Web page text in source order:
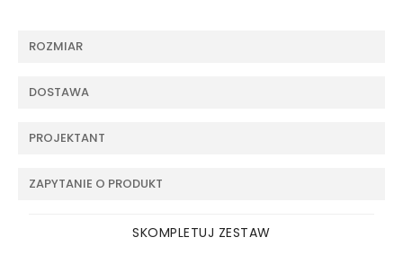
ROZMIAR
DOSTAWA
PROJEKTANT
ZAPYTANIE O PRODUKT
SKOMPLETUJ ZESTAW